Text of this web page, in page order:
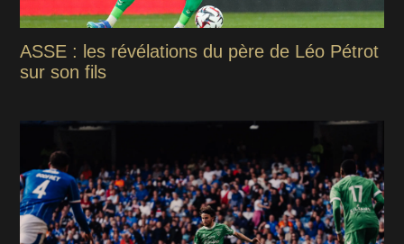
ASSE : les révélations du père de Léo Pétrot
sur son fils